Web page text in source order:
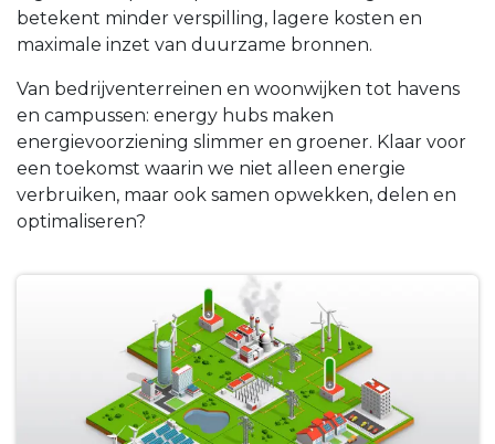
betekent minder verspilling, lagere kosten en
maximale inzet van duurzame bronnen.
Van bedrijventerreinen en woonwijken tot havens
en campussen: energy hubs maken
energievoorziening slimmer en groener. Klaar voor
een toekomst waarin we niet alleen energie
verbruiken, maar ook samen opwekken, delen en
optimaliseren?